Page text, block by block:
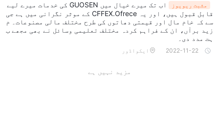
مثبت ریویوز
اب تک میرے خیال میں GUOSEN کی خدمات میرے لیے
قابل قبول ہیں، اور یہ CFFEX.Ofrece کے موثر نگرانی میں ہے جی
سے کہ خام مال اور قیمتی دھاتوں کی طرح مختلف مالی مصنوعات۔ م
زید برآں، ان کے فراہم کردہ مختلف تعلیمی وسائل نے بھی مجھے ب
ہت مدد دی۔
2022-11-22 ایکواڈور
مزید نہیں ہے